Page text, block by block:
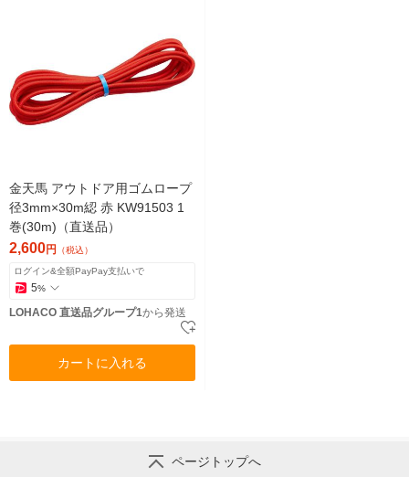
金天馬 アウトドア用ゴムロープ
径3mm×30m綛 赤 KW91503 1
巻(30m)（直送品）
2,600円 （税込）
ログイン&全額PayPay支払いで
5%
LOHACO 直送品グループ1から発送
カートに入れる
ページトップへ